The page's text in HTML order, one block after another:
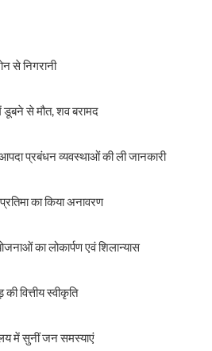
से निगरानी
डूबने से मौत, शव बरामद
प्रबंधन व्यवस्थाओं की ली जानकारी
का किया अनावरण
का लोकार्पण एवं शिलान्यास
वित्तीय स्वीकृति
में सुनीं जन समस्याएं